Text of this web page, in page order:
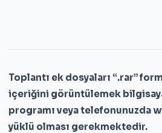
Toplantı ek dosyaları “.rar”
içeriğini görüntülemek
programı veya telefonunuzda
yüklü olması gerekmektedir.